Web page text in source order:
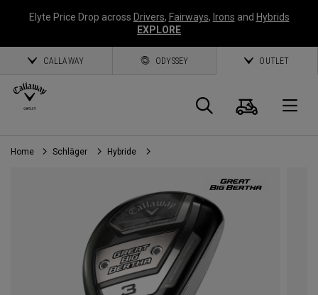
Elyte Price Drop across Drivers, Fairways, Irons and Hybrids
EXPLORE
CALLAWAY ODYSSEY OUTLET
Suche
Home Schläger Hybride